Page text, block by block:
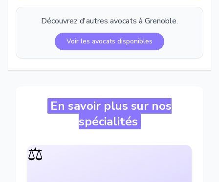
Découvrez d'autres avocats à Grenoble.
Voir les avocats disponibles
En savoir plus sur nos
spécialités
⚖️